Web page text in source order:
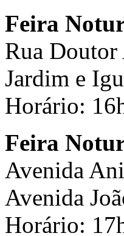
Feira
Rua Doutor
Jardim e
Horário:
Feira
Avenida
Avenida
Horário: